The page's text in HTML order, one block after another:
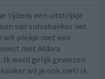
tijdens een uitstrijkje
van vulvakanker net
wit plekje met een
met Aldara
Ik werd gelijk gewezen
wil je ook niet! Ik